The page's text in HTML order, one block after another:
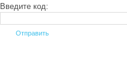
Введите код: